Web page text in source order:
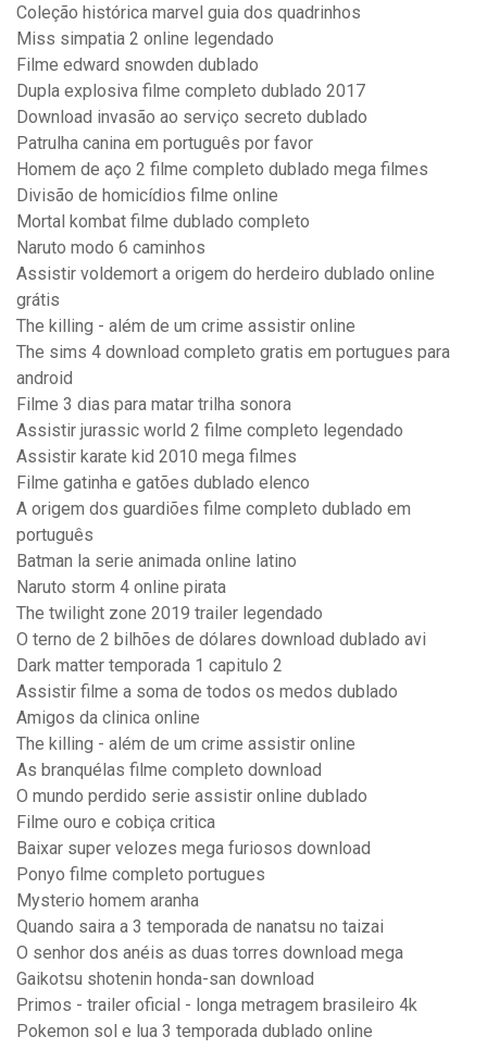
Coleção histórica marvel guia dos quadrinhos
Miss simpatia 2 online legendado
Filme edward snowden dublado
Dupla explosiva filme completo dublado 2017
Download invasão ao serviço secreto dublado
Patrulha canina em português por favor
Homem de aço 2 filme completo dublado mega filmes
Divisão de homicídios filme online
Mortal kombat filme dublado completo
Naruto modo 6 caminhos
Assistir voldemort a origem do herdeiro dublado online
grátis
The killing - além de um crime assistir online
The sims 4 download completo gratis em portugues para
android
Filme 3 dias para matar trilha sonora
Assistir jurassic world 2 filme completo legendado
Assistir karate kid 2010 mega filmes
Filme gatinha e gatões dublado elenco
A origem dos guardiões filme completo dublado em
português
Batman la serie animada online latino
Naruto storm 4 online pirata
The twilight zone 2019 trailer legendado
O terno de 2 bilhões de dólares download dublado avi
Dark matter temporada 1 capitulo 2
Assistir filme a soma de todos os medos dublado
Amigos da clinica online
The killing - além de um crime assistir online
As branquélas filme completo download
O mundo perdido serie assistir online dublado
Filme ouro e cobiça critica
Baixar super velozes mega furiosos download
Ponyo filme completo portugues
Mysterio homem aranha
Quando saira a 3 temporada de nanatsu no taizai
O senhor dos anéis as duas torres download mega
Gaikotsu shotenin honda-san download
Primos - trailer oficial - longa metragem brasileiro 4k
Pokemon sol e lua 3 temporada dublado online